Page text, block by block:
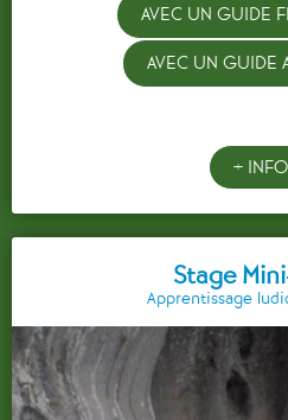
+
AVEC UN GUIDE
AVEC UN GUIDE
Stage
Apprentissage